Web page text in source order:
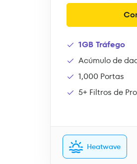
1GB Tráfego
Acúmulo de
1,000 Portas
5+ Filtros de
Heatwave